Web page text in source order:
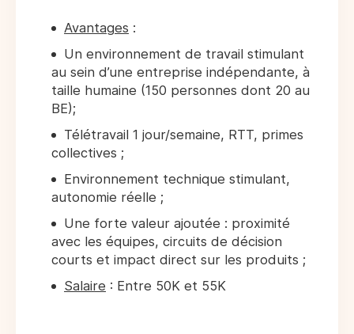
Avantages :
Un environnement de travail stimulant
au sein d’une entreprise indépendante, à
taille humaine (150 personnes dont 20 au
BE);
Télétravail 1 jour/semaine, RTT, primes
collectives ;
Environnement technique stimulant,
autonomie réelle ;
Une forte valeur ajoutée : proximité
avec les équipes, circuits de décision
courts et impact direct sur les produits ;
Salaire : Entre 50K et 55K